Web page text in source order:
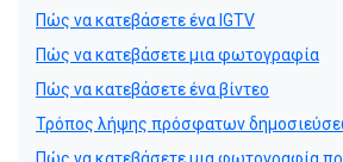
Πώς να κατεβάσετε ένα IGTV
Πώς να κατεβάσετε μια φωτογραφία
Πώς να κατεβάσετε ένα βίντεο
Τρόπος λήψης πρόσφατων